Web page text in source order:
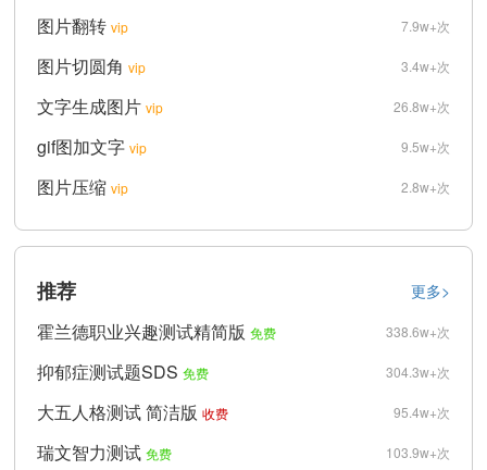
7.9w+次
图片翻转 vip
3.4w+次
图片切圆角 vip
26.8w+次
文字生成图片 vip
9.5w+次
gif图加文字 vip
2.8w+次
图片压缩 vip
更多>
推荐
338.6w+次
霍兰德职业兴趣测试精简版 免费
304.3w+次
抑郁症测试题SDS 免费
95.4w+次
大五人格测试 简洁版 收费
103.9w+次
瑞文智力测试 免费